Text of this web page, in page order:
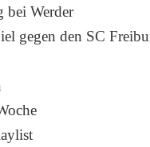
bei Werder
gegen den SC